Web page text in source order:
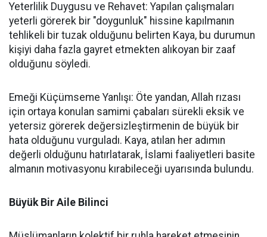
Yeterlilik Duygusu ve Rehavet: Yapılan çalışmaları
yeterli görerek bir "doygunluk" hissine kapılmanın
tehlikeli bir tuzak olduğunu belirten Kaya, bu durumun
kişiyi daha fazla gayret etmekten alıkoyan bir zaaf
olduğunu söyledi.
Emeği Küçümseme Yanlışı: Öte yandan, Allah rızası
için ortaya konulan samimi çabaları sürekli eksik ve
yetersiz görerek değersizleştirmenin de büyük bir
hata olduğunu vurguladı. Kaya, atılan her adımın
değerli olduğunu hatırlatarak, İslami faaliyetleri basite
almanın motivasyonu kırabileceği uyarısında bulundu.
Büyük Bir Aile Bilinci